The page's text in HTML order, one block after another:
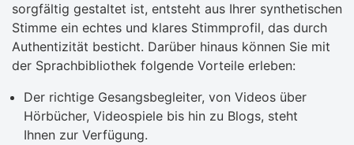
sorgfältig gestaltet ist, entsteht aus Ihrer synthetischen
Stimme ein echtes und klares Stimmprofil, das durch
Authentizität besticht. Darüber hinaus können Sie mit
der Sprachbibliothek folgende Vorteile erleben:
Der richtige Gesangsbegleiter, von Videos über
Hörbücher, Videospiele bis hin zu Blogs, steht
Ihnen zur Verfügung.